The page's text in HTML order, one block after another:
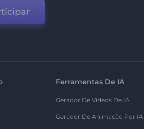
Ferramentas De IA
Gerador De Vídeos De IA
Gerador De Animação Por IA